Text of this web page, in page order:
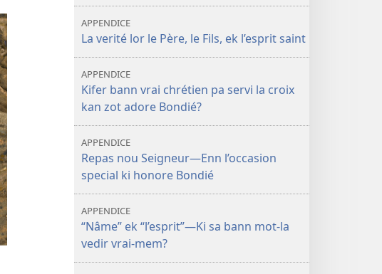
APPENDICE
La verité lor le Père, le Fils, ek l’esprit saint
APPENDICE
Kifer bann vrai chrétien pa servi la croix
kan zot adore Bondié?
APPENDICE
Repas nou Seigneur—Enn l’occasion
special ki honore Bondié
APPENDICE
“Nâme” ek “l’esprit”—Ki sa bann mot-la
vedir vrai-mem?